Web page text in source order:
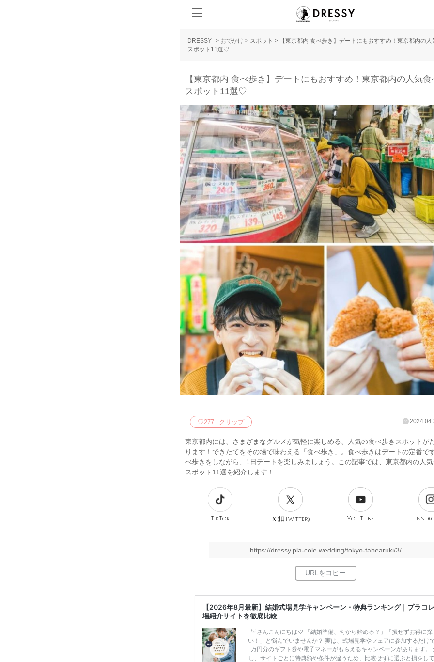
DRESSY > おでかけ > スポット >
【東京都内 食べ歩き】デートにもおすすめ！東京都内の人
スポット11選♡
【東京都内 食べ歩き】デートにもおすすめ！東京都内の人気食
スポット11選♡
♡277 クリップ
東京都内には、さまざまなグルメが気軽に楽しめる、人気の食べ歩きスポットが
ります！できたてをその場で味わえる「食べ歩き」。食べ歩きはデートの定番で
べ歩きをしながら、1日デートを楽しみましょう。この記事では、東京都内の人気
スポット11選を紹介します！
TikTok Ｘ(旧Twitter) YouTube
https://dressy.pla-cole.wedding/tokyo-tabearuki/3/
【2026年8月最新】結婚式場見学キャンペーン・特典ランキング｜プラコ
場紹介サイトを徹底比較
皆さんこんにちは♡ 「結婚準備、何から始める？」「損せずお得に探
い！」と悩んでいませんか？ 実は、式場見学やフェアに参加するだけ
万円分のギフト券や電子マネーがもらえるキャンペーンがあります。
し、サイトごとに特典額や条件が違うため、比較せずに選ぶと損をし